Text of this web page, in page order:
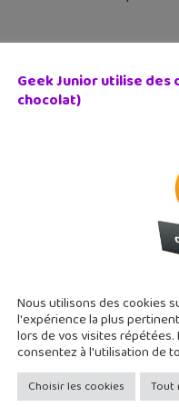
Ton Flow, l’application
le rap et que tu
portatif dans ton
Clip et Adobe Voice :
Geek Junior utilise des
chocolat)
Nous utilisons des cookies
l'expérience la plus
lors de vos visites
consentez à l'utilisation de
Choisir les cookies Tout